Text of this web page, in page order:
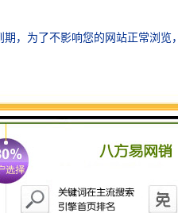
么样的企业才能申请总局
！没有其他的条件！比如
点的公司，比如小红有限
范围需要夸国民经济行业